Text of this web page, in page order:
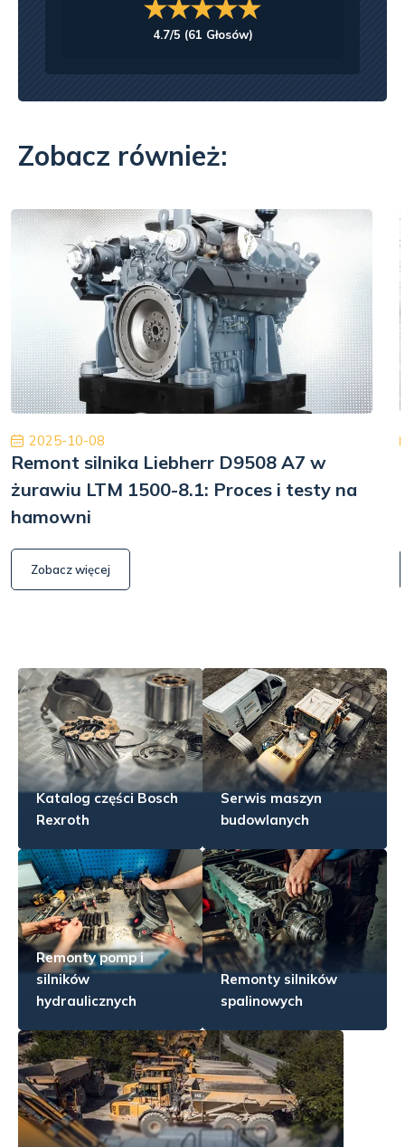
4.7/5 (61 Głosów)
Zobacz również:
2025-10-08
Remont silnika Liebherr D9508 A7 w
żurawiu LTM 1500-8.1: Proces i testy na
hamowni
Zobacz więcej
Katalog części Bosch
Rexroth
Serwis maszyn
budowlanych
Remonty pomp i
silników
hydraulicznych
Remonty silników
spalinowych